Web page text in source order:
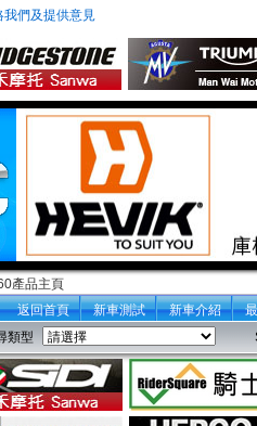
我們及提供意見
產品主頁
返回首頁
新車測試 新車介紹
類型